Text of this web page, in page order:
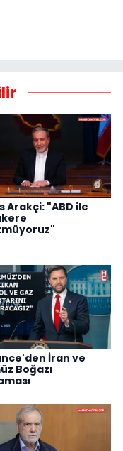
Arakçi: "ABD ile
İran ve
Boğazı